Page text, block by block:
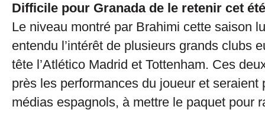
Difficile pour Granada de le retenir cet été
Le niveau montré par Brahimi cette saison
entendu l’intérêt de plusieurs grands clubs
tête l’Atlético Madrid et Tottenham. Ces
près les performances du joueur et seraient
médias espagnols, à mettre le paquet pour